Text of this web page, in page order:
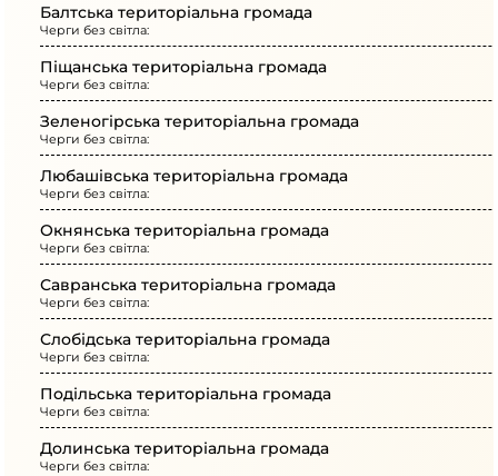
Балтська територіальна громада
Черги без світла:
Піщанська територіальна громада
Черги без світла:
Зеленогірська територіальна громада
Черги без світла:
Любашівська територіальна громада
Черги без світла:
Окнянська територіальна громада
Черги без світла:
Савранська територіальна громада
Черги без світла:
Слобідська територіальна громада
Черги без світла:
Подільська територіальна громада
Черги без світла:
Долинська територіальна громада
Черги без світла: